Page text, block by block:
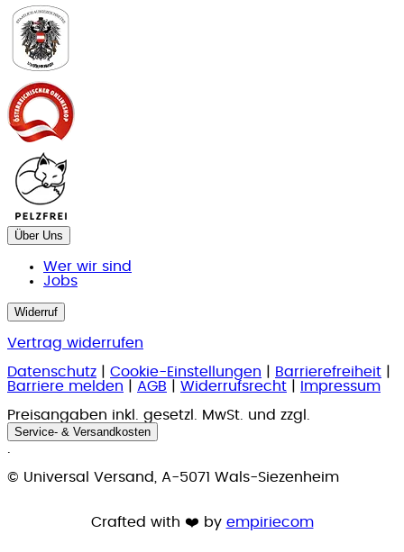
Über Uns
Wer wir sind
Jobs
Widerruf
Vertrag widerrufen
Datenschutz
Cookie-Einstellungen Barrierefreiheit
Barriere melden
AGB Widerrufsrecht
Impressum
Preisangaben inkl. gesetzl. MwSt. und zzgl.
Service- & Versandkosten
© Universal Versand, A-5071 Wals-Siezenheim
Crafted with ❤️ by empiriecom